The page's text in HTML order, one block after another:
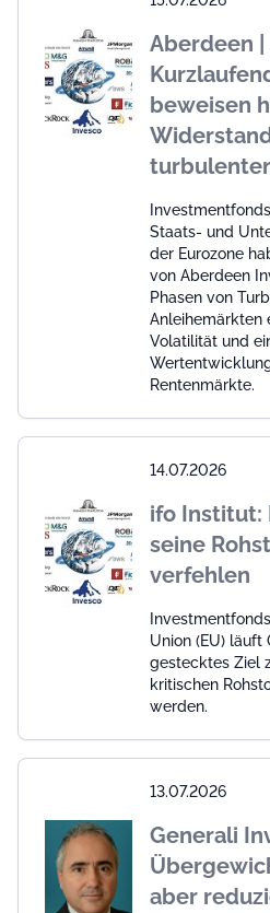
Aberdeen |
beweisen
Staats- und
der Eurozone
von Aberdeen
Phasen von
Anleihemärkten
Volatilität und
Rentenmärkte.
14.07.2026
ifo Institut:
seine
verfehlen
Union (EU) läuft
gestecktes Ziel
kritischen
werden.
13.07.2026
Generali
aber